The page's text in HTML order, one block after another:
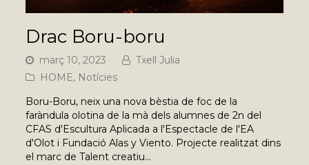
Drac Boru-boru
març 10, 2023
Txell Julia
HOME, Notícies
Boru-Boru, neix una nova bèstia de foc de la
faràndula olotina de la mà dels alumnes de 2n del
CFAS d'Escultura Aplicada a l'Espectacle de l'EA
d'Olot i Fundació Alas y Viento. Projecte realitzat dins
el marc de Talent creatiu…